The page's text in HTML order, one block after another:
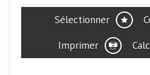
Sélectionner
Imprimer